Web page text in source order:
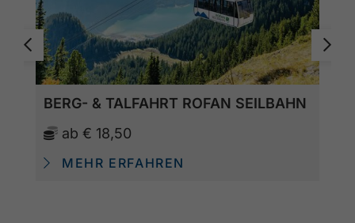
BERG- & TALFAHRT ROFAN SEILBAHN
ab € 18,50
MEHR ERFAHREN